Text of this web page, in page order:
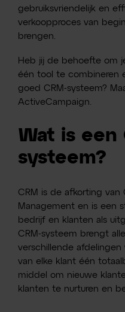
gebruiksvriendelijk en
verkoopproces van
brengen.
Heb jij de behoefte om
één tool te combineren
goed CRM-systeem?
ActiveCampaign.
Wat is een
systeem?
CRM is de afkorting van
Management en is een
bedrijf en klanten als
CRM-systeem brengt
verschillende
van elke klant één
middel om nieuwe
klanten te nurturen en